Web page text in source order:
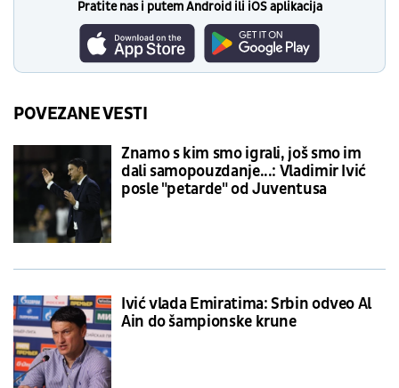
Pratite nas i putem Android ili iOS aplikacija
POVEZANE VESTI
Znamo s kim smo igrali, još smo im
dali samopouzdanje...: Vladimir Ivić
posle "petarde" od Juventusa
Ivić vlada Emiratima: Srbin odveo Al
Ain do šampionske krune